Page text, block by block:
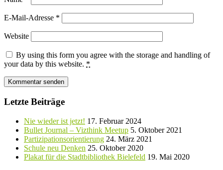
E-Mail-Adresse *
Website
By using this form you agree with the storage and handling of
your data by this website. *
Letzte Beiträge
Nie wieder ist jetzt! 17. Februar 2024
Bullet Journal – Vizthink Meetup 5. Oktober 2021
Partizipationsorientierung 24. März 2021
Schule neu Denken 25. Oktober 2020
Plakat für die Stadtbibliothek Bielefeld 19. Mai 2020